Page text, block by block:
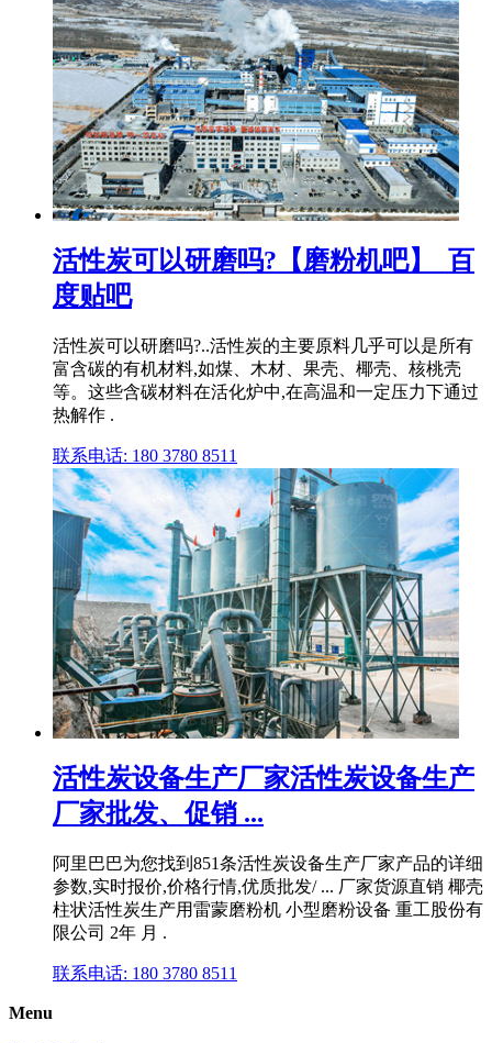
活性炭可以研磨吗?【磨粉机吧】_百
度贴吧
活性炭可以研磨吗?..活性炭的主要原料几乎可以是所有
富含碳的有机材料,如煤、木材、果壳、椰壳、核桃壳
等。这些含碳材料在活化炉中,在高温和一定压力下通过
热解作 .
联系电话: 180 3780 8511
活性炭设备生产厂家活性炭设备生产
厂家批发、促销 ...
阿里巴巴为您找到851条活性炭设备生产厂家产品的详细
参数,实时报价,价格行情,优质批发/ ... 厂家货源直销 椰壳
柱状活性炭生产用雷蒙磨粉机 小型磨粉设备 重工股份有
限公司 2年 月 .
联系电话: 180 3780 8511
Menu